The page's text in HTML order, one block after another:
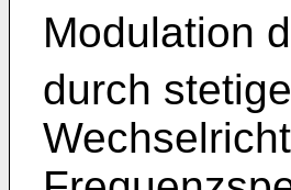
Modulation
durch